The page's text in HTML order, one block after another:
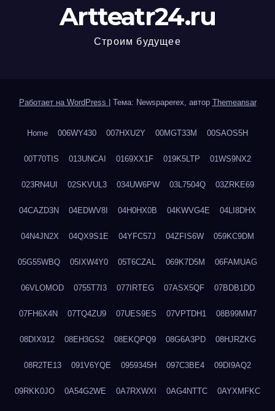
Artteatr24.ru
Строим будущее
Работает на WordPress Тема: Newspaperex, автор Themeansar
Home 006WY430 007HXU2Y 00MGT33M 00SAOS5H
00T70TIS 013UNCAI 0169XX1F 019K5LTP 01WS9NX2
023RN4UI 02SKVUL3 034UW6PW 03L7504Q 03ZRKE69
04CAZD3N 04EDWV8I 04H0HX0B 04KWVG4E 04LI8DHX
04N4JN2X 04QX9S1E 04YFC57J 04ZFIS6W 059KC9DM
05G55WBQ 05IXW4Y0 05T6CZAL 069K7D5M 06FAMUAG
06VLOMOD 0755T7I3 077IRTEG 07ASX5QF 07BDB1DD
07FH6X4N 07TQ4ZU9 07UES9ES 07VPTDH1 08B99MM7
08DIX912 08EH3GS2 08EKQPQ9 08G6A3PD 08HJRZKG
08R2TE13 091V6YQE 0959345H 097C3BE4 09DI9AQ2
09RKK0JO 0A54G2WE 0A7RXWXI 0AG4NTTC 0AYXMFKC